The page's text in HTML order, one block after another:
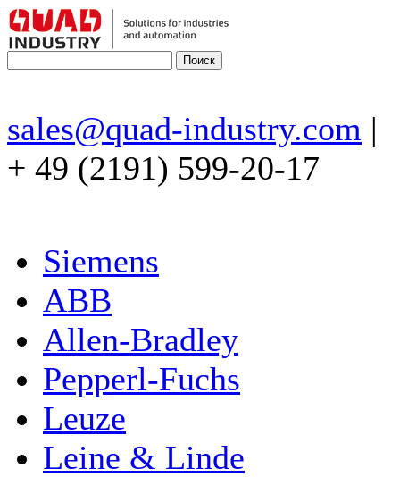
sales@quad-industry.com |
+ 49 (2191) 599-20-17
Siemens
ABB
Allen-Bradley
Pepperl-Fuchs
Leuze
Leine & Linde